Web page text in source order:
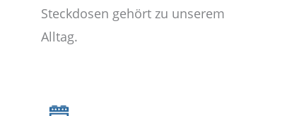
Steckdosen gehört zu unserem
Alltag.